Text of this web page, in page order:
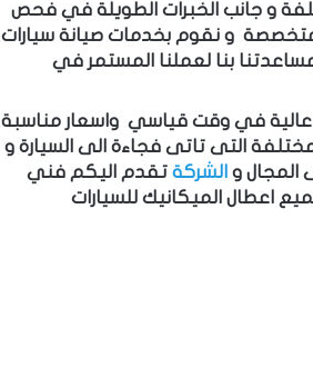
و جانب الخبرات الطويلة في فحص
و نقوم بخدمات صيانة سيارات
بنا لعملنا المستمر في
عالية في وقت قياسي واسعار مناسبة
التى تاتى فجاءة الى السيارة و
المجال و الشركة تقدم اليكم فني
اعطال الميكانيك للسيارات